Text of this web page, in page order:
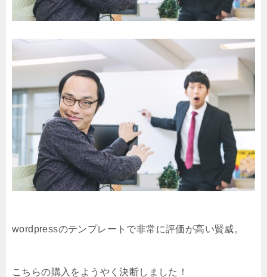
wordpressのテンプレートで非常に評価が高い賢威。
こちらの購入をようやく決断しました！